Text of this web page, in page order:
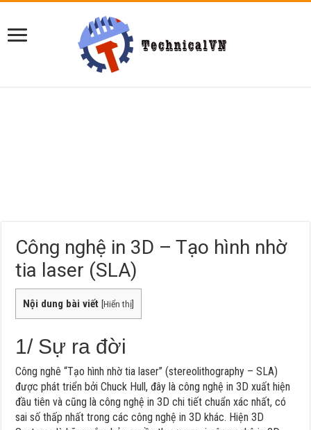
Công nghệ in 3D – Tạo hình nhờ
tia laser (SLA)
Nội dung bài viết [Hiển thị]
1/ Sự ra đời
Công nghê “Tạo hình nhờ tia laser” (stereolithography – SLA)
được phát triển bởi Chuck Hull, đây là công nghệ in 3D xuất hiện
đầu tiên và cũng là công nghệ in 3D chi tiết chuẩn xác nhất, có
sai số thấp nhất trong các công nghệ in 3D khác. Hiện 3D